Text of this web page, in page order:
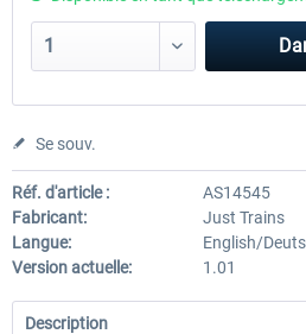
Se souv.
Réf. d'article :
AS14545
Fabricant:
Just Trains
Langue:
English/
Version actuelle:
1.01
Description